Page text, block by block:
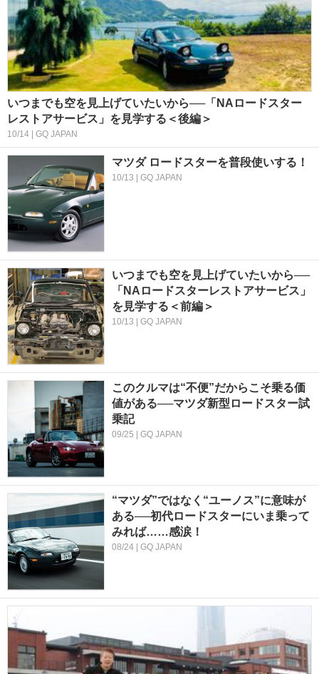
いつまでも空を見上げていたいから──「NAロードスター
レストアサービス」を見学する＜後編＞
10/14 | GQ JAPAN
マツダ ロードスターを普段使いする！
10/13 | GQ JAPAN
いつまでも空を見上げていたいから──
「NAロードスターレストアサービス」
を見学する＜前編＞
10/13 | GQ JAPAN
このクルマは“不便”だからこそ乗る価
値がある──マツダ新型ロードスター試
乗記
09/25 | GQ JAPAN
“マツダ”ではなく“ユーノス”に意味が
ある──初代ロードスターにいま乗って
みれば……感涙！
08/24 | GQ JAPAN